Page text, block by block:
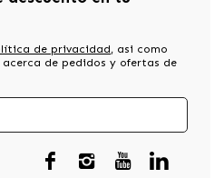
de privacidad, asi como
de pedidos y ofertas de